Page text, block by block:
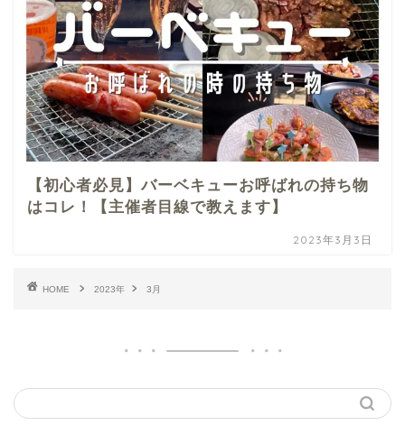
【初心者必見】バーベキューお呼ばれの持ち物
はコレ！【主催者目線で教えます】
2023年3月3日
HOME 2023年 3月